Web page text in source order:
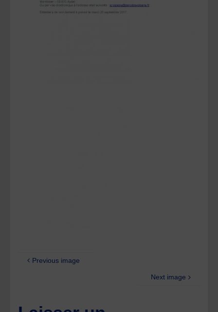
Previous image
Next image